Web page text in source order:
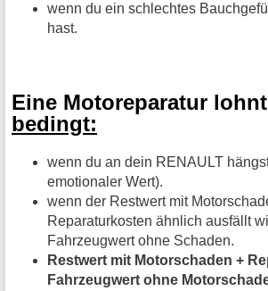
wenn du ein schlechtes
hast.
Eine Motoreparatur
bedingt:
wenn du an dein RENAULT
emotionaler Wert).
wenn der Restwert mit
Reparaturkosten ähnlich ausfällt
Fahrzeugwert ohne Schaden.
Restwert mit Motorschaden +
Fahrzeugwert ohne